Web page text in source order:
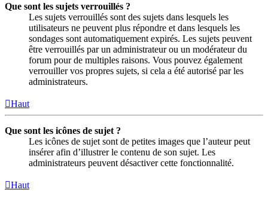
Que sont les sujets verrouillés ?
Les sujets verrouillés sont des sujets dans lesquels les
utilisateurs ne peuvent plus répondre et dans lesquels les
sondages sont automatiquement expirés. Les sujets peuvent
être verrouillés par un administrateur ou un modérateur du
forum pour de multiples raisons. Vous pouvez également
verrouiller vos propres sujets, si cela a été autorisé par les
administrateurs.
Haut
Que sont les icônes de sujet ?
Les icônes de sujet sont de petites images que l’auteur peut
insérer afin d’illustrer le contenu de son sujet. Les
administrateurs peuvent désactiver cette fonctionnalité.
Haut